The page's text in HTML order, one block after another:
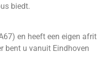
biedt.
en heeft een eigen afrit
bent u vanuit Eindhoven